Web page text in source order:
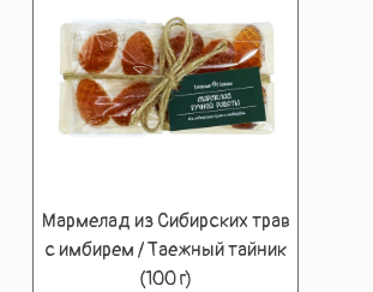
Мармелад из Сибирских трав
с имбирем / Таежный тайник
(100 г)